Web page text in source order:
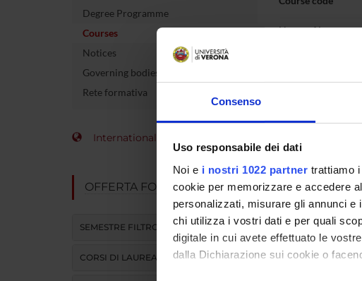
Consenso
Uso responsabile dei dati
Noi e i nostri 1022 partner trattiamo
cookie per memorizzare e accedere
personalizzati, misurare gli annunci
chi utilizza i vostri dati e per quali
digitale in cui avete effettuato le
dalla Dichiarazione sui cookie o
Degree Programme
Courses
Notices
Governing bodies
Rete formativa
International Students
OFFERTA FORMATIVA
SEMESTRE FILTRO
CORSI DI LAUREA
Name of lecturer
Period